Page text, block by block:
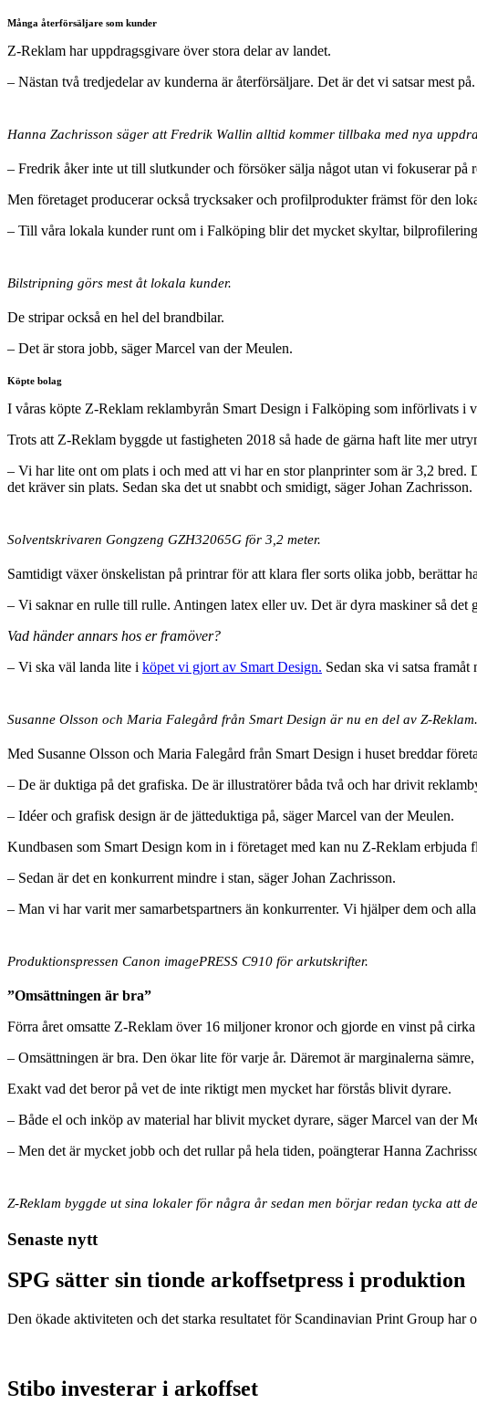
Många återförsäljare som kunder
Z-Reklam har uppdragsgivare över stora delar av landet.
– Nästan två tredjedelar av kunderna är återförsäljare. Det är det vi satsar mest
Hanna Zachrisson säger att Fredrik Wallin alltid kommer tillbaka med nya
– Fredrik åker inte ut till slutkunder och försöker sälja något utan vi fokuserar på
Men företaget producerar också trycksaker och profilprodukter främst för den
– Till våra lokala kunder runt om i Falköping blir det mycket skyltar,
Bilstripning görs mest åt lokala kunder.
De stripar också en hel del brandbilar.
– Det är stora jobb, säger Marcel van der Meulen.
Köpte bolag
I våras köpte Z-Reklam reklambyrån Smart Design i Falköping som införlivats i
Trots att Z-Reklam byggde ut fastigheten 2018 så hade de gärna haft lite mer
– Vi har lite ont om plats i och med att vi har en stor planprinter som är 3,2
det kräver sin plats. Sedan ska det ut snabbt och smidigt, säger Johan Zachrisson.
Solventskrivaren Gongzeng GZH32065G för 3,2 meter.
Samtidigt växer önskelistan på printrar för att klara fler sorts olika jobb, berättar
– Vi saknar en rulle till rulle. Antingen latex eller uv. Det är dyra maskiner så det
Vad händer annars hos er framöver?
– Vi ska väl landa lite i köpet vi gjort av Smart Design. Sedan ska vi satsa
Susanne Olsson och Maria Falegård från Smart Design är nu en del av Z-
Med Susanne Olsson och Maria Falegård från Smart Design i huset breddar
– De är duktiga på det grafiska. De är illustratörer båda två och har drivit
– Idéer och grafisk design är de jätteduktiga på, säger Marcel van der Meulen.
Kundbasen som Smart Design kom in i företaget med kan nu Z-Reklam erbjuda
– Sedan är det en konkurrent mindre i stan, säger Johan Zachrisson.
– Man vi har varit mer samarbetspartners än konkurrenter. Vi hjälper dem och
Produktionspressen Canon imagePRESS C910 för arkutskrifter.
”Omsättningen är bra”
Förra året omsatte Z-Reklam över 16 miljoner kronor och gjorde en vinst på
– Omsättningen är bra. Den ökar lite för varje år. Däremot är marginalerna sämre,
Exakt vad det beror på vet de inte riktigt men mycket har förstås blivit dyrare.
– Både el och inköp av material har blivit mycket dyrare, säger Marcel van der
– Men det är mycket jobb och det rullar på hela tiden, poängterar Hanna
Z-Reklam byggde ut sina lokaler för några år sedan men börjar redan tycka att
Senaste nytt
SPG sätter sin tionde arkoffsetpress i produktion
Den ökade aktiviteten och det starka resultatet för Scandinavian Print Group
Stibo investerar i arkoffset